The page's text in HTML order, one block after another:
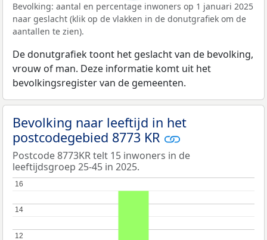
Bevolking: aantal en percentage inwoners op 1 januari 2025
naar geslacht (klik op de vlakken in de donutgrafiek om de
aantallen te zien).
De donutgrafiek toont het geslacht van de bevolking,
vrouw of man. Deze informatie komt uit het
bevolkingsregister van de gemeenten.
Bevolking naar leeftijd in het
postcodegebied 8773 KR
Postcode 8773KR telt 15 inwoners in de
leeftijdsgroep 25-45 in 2025.
12
12
14
14
16
16